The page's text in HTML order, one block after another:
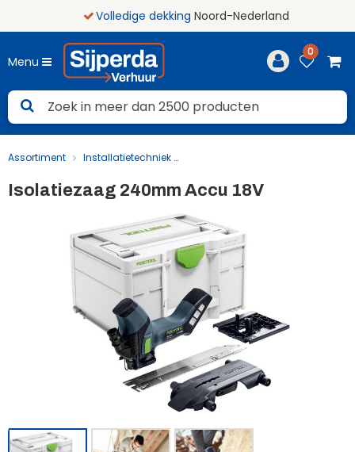
Volledige dekkingNoord-Nederland
Menu
0
Assortiment Installatietechniek
Isolatiezaag 240mm Accu 18V